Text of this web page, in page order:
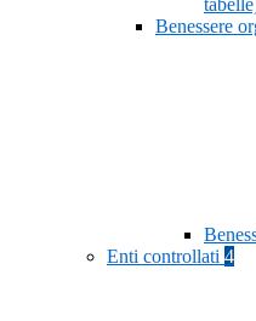
Benessere
Enti controllati 4